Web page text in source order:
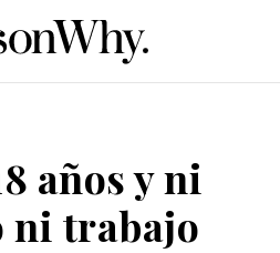
años y ni
ni trabajo